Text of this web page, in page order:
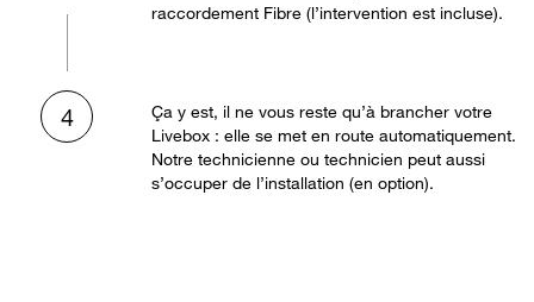
raccordement Fibre (l’intervention est incluse).
4
Ça y est, il ne vous reste qu’à brancher votre
Livebox : elle se met en route automatiquement.
Notre technicienne ou technicien peut aussi
s’occuper de l’installation (en option).